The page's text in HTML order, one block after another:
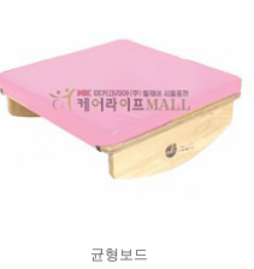
균형보드